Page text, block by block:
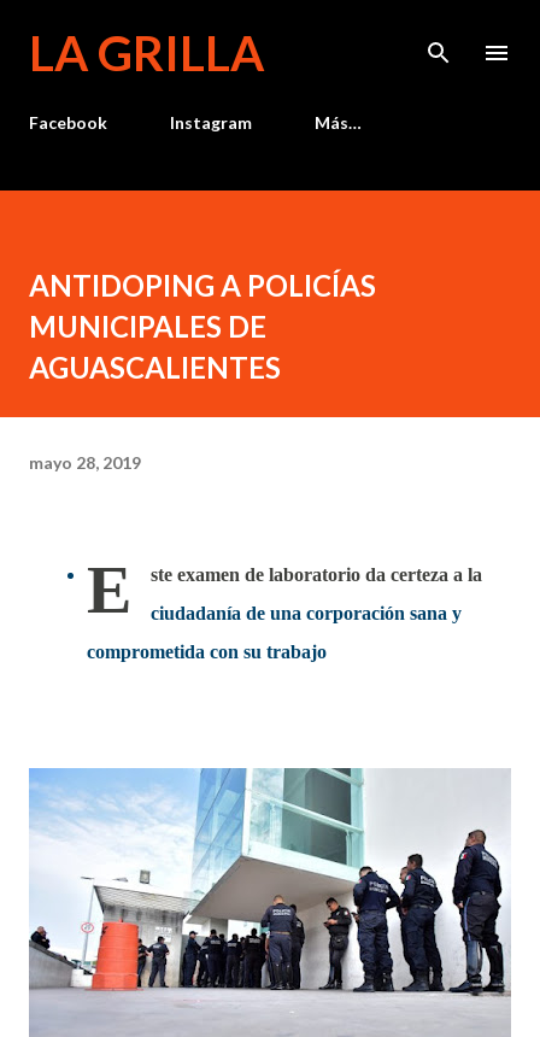
LA GRILLA
Facebook Instagram Más…
ANTIDOPING A POLICÍAS
MUNICIPALES DE
AGUASCALIENTES
mayo 28, 2019
E
ste examen de laboratorio da certeza a la
ciudadanía de una corporación sana y
comprometida con su trabajo